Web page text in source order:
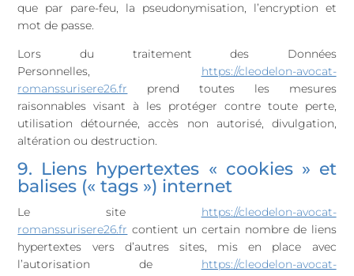
que par pare-feu, la pseudonymisation, l’encryption et
mot de passe.
Lors du traitement des Données
Personnelles,
https://cleodelon-avocat-
romanssurisere26.fr
prend toutes les mesures
raisonnables visant à les protéger contre toute perte,
utilisation détournée, accès non autorisé, divulgation,
altération ou destruction.
9. Liens hypertextes « cookies » et
balises (« tags ») internet
Le site
https://cleodelon-avocat-
romanssurisere26.fr contient un certain nombre de liens
hypertextes vers d’autres sites, mis en place avec
l’autorisation de
https://cleodelon-avocat-